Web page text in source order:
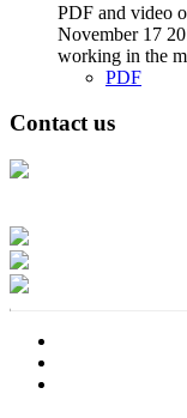
PDF and video
November 17
working in the
PDF
Contact us